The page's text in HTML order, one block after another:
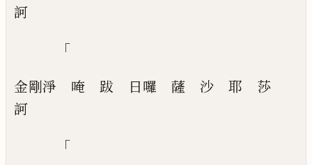
訶
「
金剛淨 唵 跋 日囉 薩 沙 耶
莎
訶
「